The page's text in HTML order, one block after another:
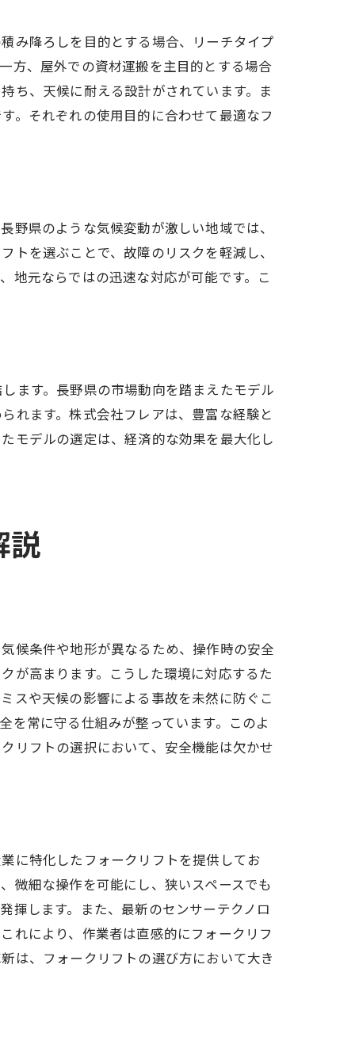
み降ろしを目的とする場合、リーチタイプ
方、屋外での資材運搬を主目的とする場合
ち、天候に耐える設計がされています。ま
。それぞれの使用目的に合わせて最適なフ
県のような気候変動が激しい地域では、
を選ぶことで、故障のリスクを軽減し、
地元ならではの迅速な対応が可能です。こ
ます。長野県の市場動向を踏まえたモデル
れます。株式会社フレアは、豊富な経験と
モデルの選定は、経済的な効果を最大化し
説
候条件や地形が異なるため、操作時の安全
が高まります。こうした環境に対応するた
スや天候の影響による事故を未然に防ぐこ
を常に守る仕組みが整っています。このよ
リフトの選択において、安全機能は欠かせ
に特化したフォークリフトを提供してお
微細な操作を可能にし、狭いスペースでも
揮します。また、最新のセンサーテクノロ
れにより、作業者は直感的にフォークリフ
は、フォークリフトの選び方において大き